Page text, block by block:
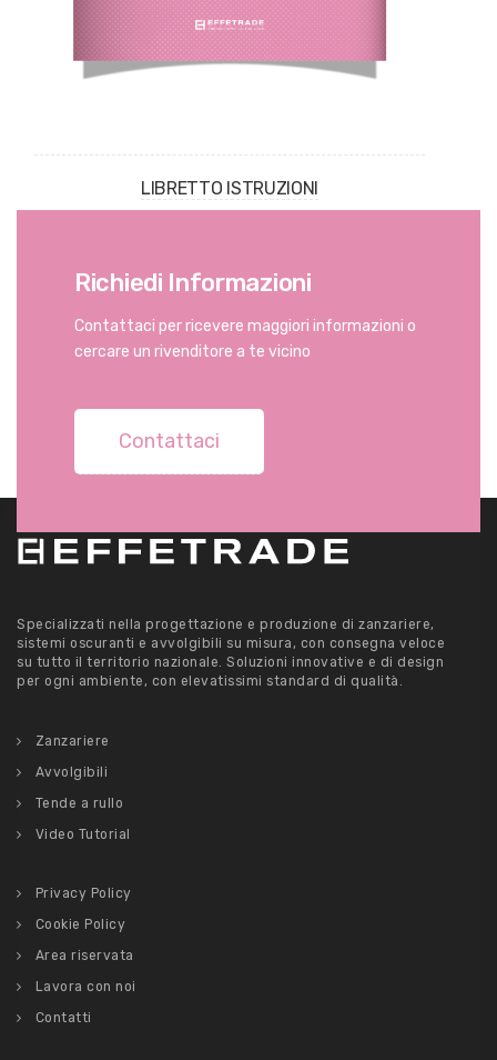
LIBRETTO ISTRUZIONI
Richiedi Informazioni
Contattaci per ricevere maggiori informazioni o
cercare un rivenditore a te vicino
Contattaci
Specializzati nella progettazione e produzione di zanzariere,
sistemi oscuranti e avvolgibili su misura, con consegna veloce
su tutto il territorio nazionale. Soluzioni innovative e di design
per ogni ambiente, con elevatissimi standard di qualità.
Zanzariere
Avvolgibili
Tende a rullo
Video Tutorial
Privacy Policy
Cookie Policy
Area riservata
Lavora con noi
Contatti